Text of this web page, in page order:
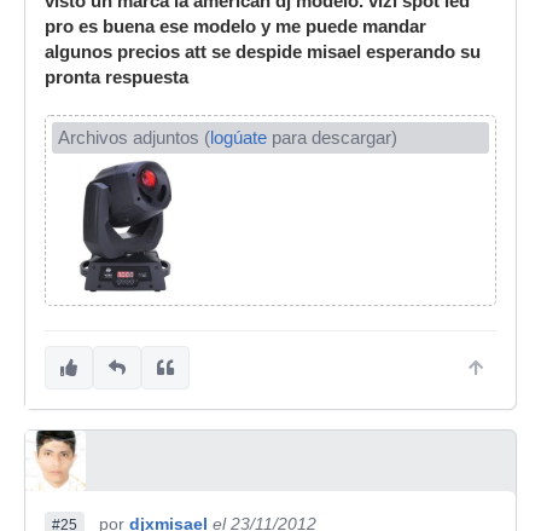
pro es buena ese modelo y me puede mandar
algunos precios att se despide misael esperando su
pronta respuesta
Archivos adjuntos (logúate para descargar)
#25 por djxmisael el 23/11/2012